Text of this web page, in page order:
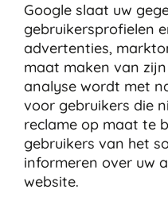
Google slaat uw
gebruikersprofielen
advertenties,
maat maken van
analyse wordt met
voor gebruikers die
reclame op maat te
gebruikers van het
informeren over uw
website.